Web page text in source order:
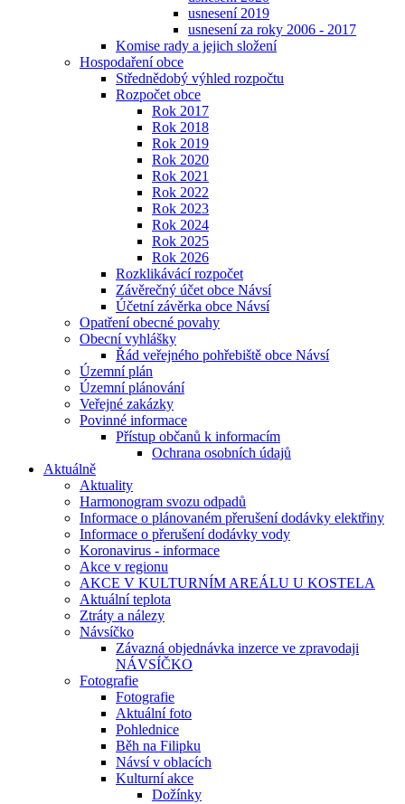
usnesení 2019
usnesení za roky 2006 - 2017
Komise rady a jejich složení
Hospodaření obce
Střednědobý výhled rozpočtu
Rozpočet obce
Rok 2017
Rok 2018
Rok 2019
Rok 2020
Rok 2021
Rok 2022
Rok 2023
Rok 2024
Rok 2025
Rok 2026
Rozklikávácí rozpočet
Závěrečný účet obce Návsí
Účetní závěrka obce Návsí
Opatření obecné povahy
Obecní vyhlášky
Řád veřejného pohřebiště obce Návsí
Územní plán
Územní plánování
Veřejné zakázky
Povinné informace
Přístup občanů k informacím
Ochrana osobních údajů
Aktuálně
Aktuality
Harmonogram svozu odpadů
Informace o plánovaném přerušení dodávky elektřiny
Informace o přerušení dodávky vody
Koronavirus - informace
Akce v regionu
AKCE V KULTURNÍM AREÁLU U KOSTELA
Aktuální teplota
Ztráty a nálezy
Návsíčko
Závazná objednávka inzerce ve zpravodaji
NÁVSÍČKO
Fotografie
Fotografie
Aktuální foto
Pohlednice
Běh na Filipku
Návsí v oblacích
Kulturní akce
Dožínky